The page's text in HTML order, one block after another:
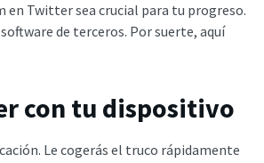
en Twitter sea crucial para tu progreso.
de terceros. Por suerte, aquí
con tu dispositivo
Le cogerás el truco rápidamente